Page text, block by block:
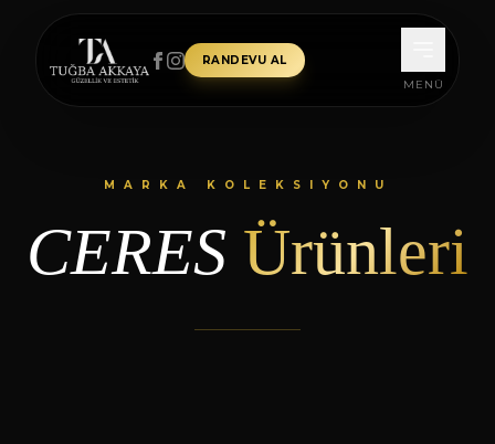
RANDEVU AL
MENÜ
İçeriğe atla
MARKA KOLEKSIYONU
CERES Ürünleri